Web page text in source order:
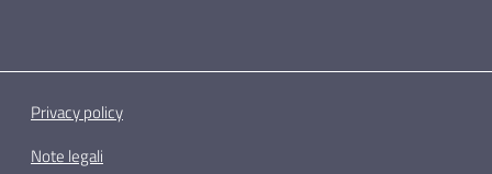
Privacy policy
Note legali